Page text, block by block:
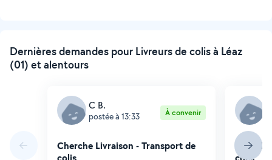
Dernières demandes pour Livreurs de colis à Léaz
(01) et alentours
C B.
postée à 13:33 À convenir
Cherche Livraison - Transport de